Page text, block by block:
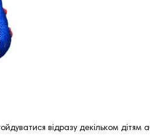
відразу декільком